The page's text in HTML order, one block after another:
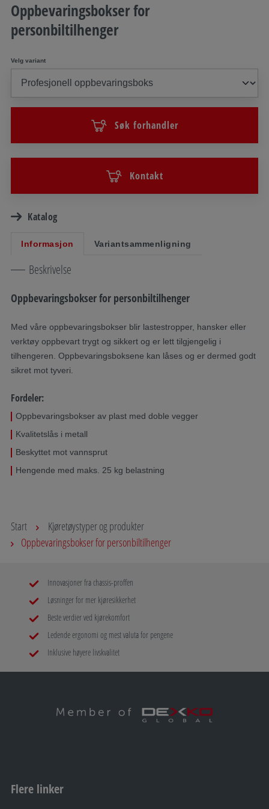
Oppbevaringsbokser for
personbiltilhenger
Velg variant
Søk forhandler
Kontakt
Katalog
Informasjon Variantsammenligning
Beskrivelse
Oppbevaringsbokser for personbiltilhenger
Med våre oppbevaringsbokser blir lastestropper, hansker eller
verktøy oppbevart trygt og sikkert og er lett tilgjengelig i
tilhengeren. Oppbevaringsboksene kan låses og er dermed godt
sikret mot tyveri.
Fordeler:
Oppbevaringsbokser av plast med doble vegger
Kvalitetslås i metall
Beskyttet mot vannsprut
Hengende med maks. 25 kg belastning
Start
Kjøretøystyper og produkter
Oppbevaringsbokser for personbiltilhenger
Innovasjoner fra chassis-proffen
Løsninger for mer kjøresikkerhet
Beste verdier ved kjørekomfort
Ledende ergonomi og mest valuta for pengene
Inklusive høyere livskvalitet
Flere linker